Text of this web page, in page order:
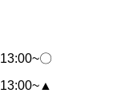
〇